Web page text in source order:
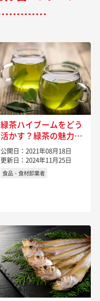
緑茶ハイブームをどう
活かす？緑茶の魅力を
アップデートしよう
公開日：2021年08月18日
更新日：2024年11月25日
食品・食材卸業者